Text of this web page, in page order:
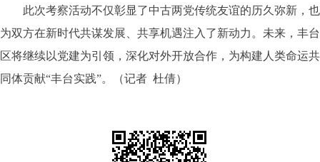
此次考察活动不仅彰显了中古两党传统友谊的历久弥新，也
为双方在新时代共谋发展、共享机遇注入了新动力。未来，丰台
区将继续以党建为引领，深化对外开放合作，为构建人类命运共
同体贡献“丰台实践”。（记者 杜倩）